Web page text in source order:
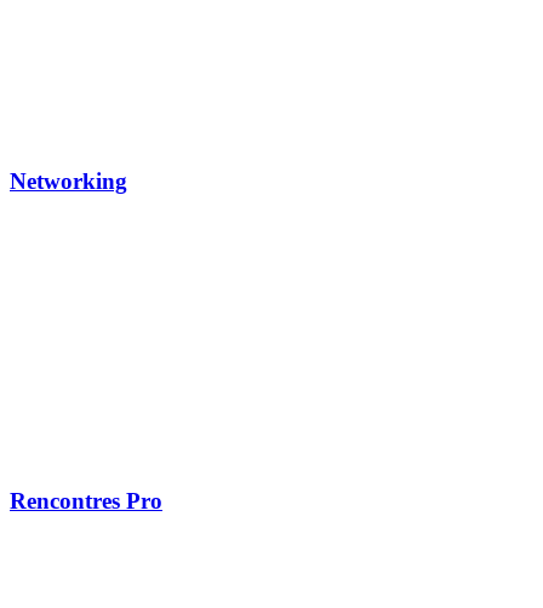
Networking
Rencontres Pro